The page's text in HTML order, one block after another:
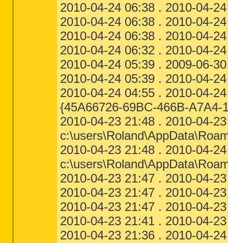
2010-04-24 06:38 . 2010-04-
2010-04-24 06:38 . 2010-04-
2010-04-24 06:38 . 2010-04-
2010-04-24 06:32 . 2010-04-
2010-04-24 05:39 . 2009-06-
2010-04-24 05:39 . 2010-04-
2010-04-24 04:55 . 2010-04-
{45A66726-69BC-466B-
2010-04-23 21:48 . 2010-04-
2010-04-23 21:48 . 2010-04-
2010-04-23 21:47 . 2010-04-
2010-04-23 21:47 . 2010-04-
2010-04-23 21:47 . 2010-04-
2010-04-23 21:41 . 2010-04-
2010-04-23 21:36 . 2010-04-